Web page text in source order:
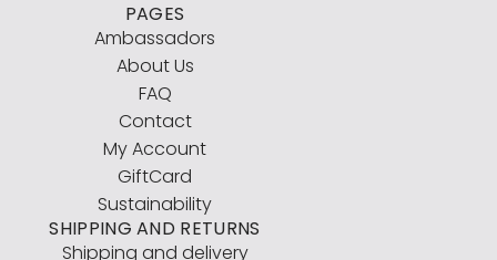
PAGES
Ambassadors
About Us
FAQ
Contact
My Account
GiftCard
Sustainability
SHIPPING AND RETURNS
Shipping and delivery